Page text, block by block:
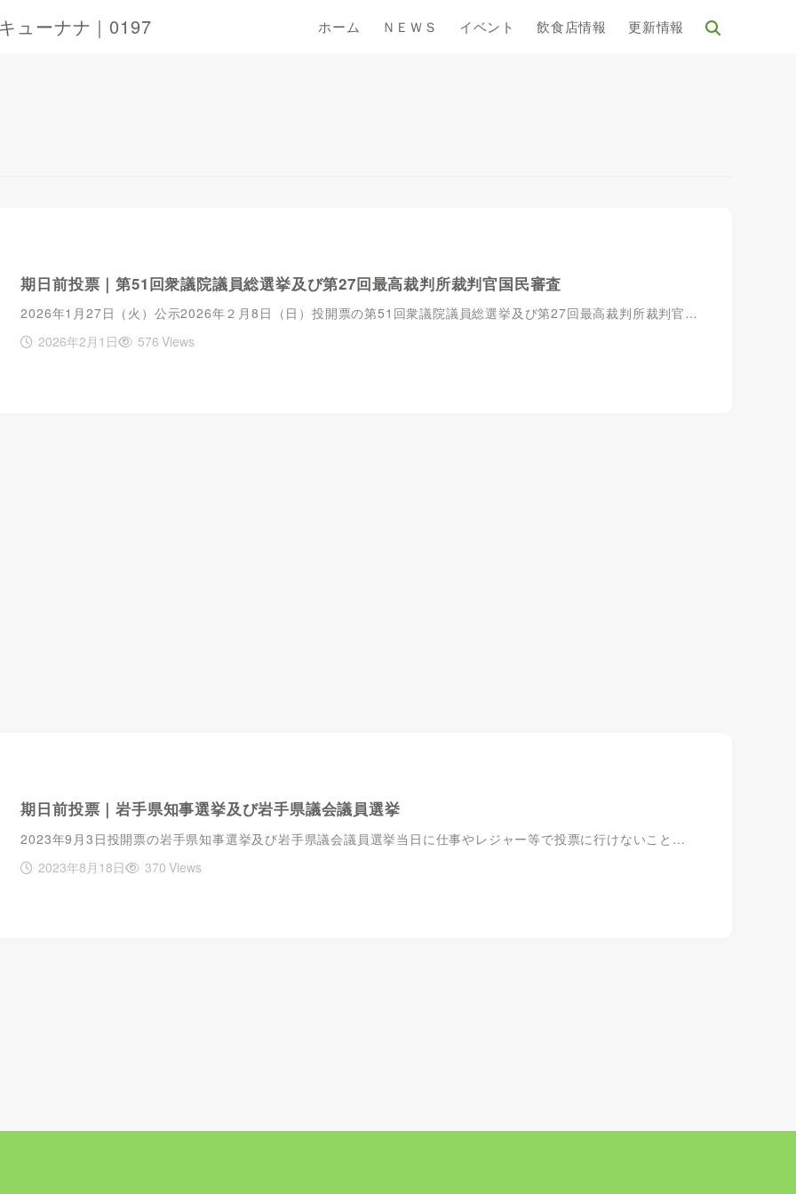
ューナナ｜0197 ホーム ＮＥＷＳ イベント 飲食店情報 更新情報
期日前投票｜第51回衆議院議員総選挙及び第27回最高裁判所裁判官国民審査
2026年1月27日（火）公示2026年２月8日（日）投開票の第51回衆議院議員総選挙及び第27回最高裁判所裁判官…
2026年2月1日
576 Views
期日前投票｜岩手県知事選挙及び岩手県議会議員選挙
2023年9月3日投開票の岩手県知事選挙及び岩手県議会議員選挙当日に仕事やレジャー等で投票に行けないこと…
2023年8月18日
370 Views